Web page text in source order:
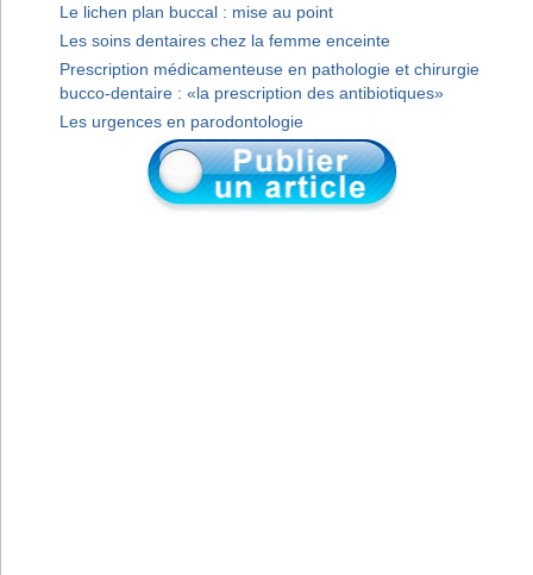
Le lichen plan buccal : mise au point
Les soins dentaires chez la femme enceinte
Prescription médicamenteuse en pathologie et chirurgie
bucco-dentaire : «la prescription des antibiotiques»
Les urgences en parodontologie